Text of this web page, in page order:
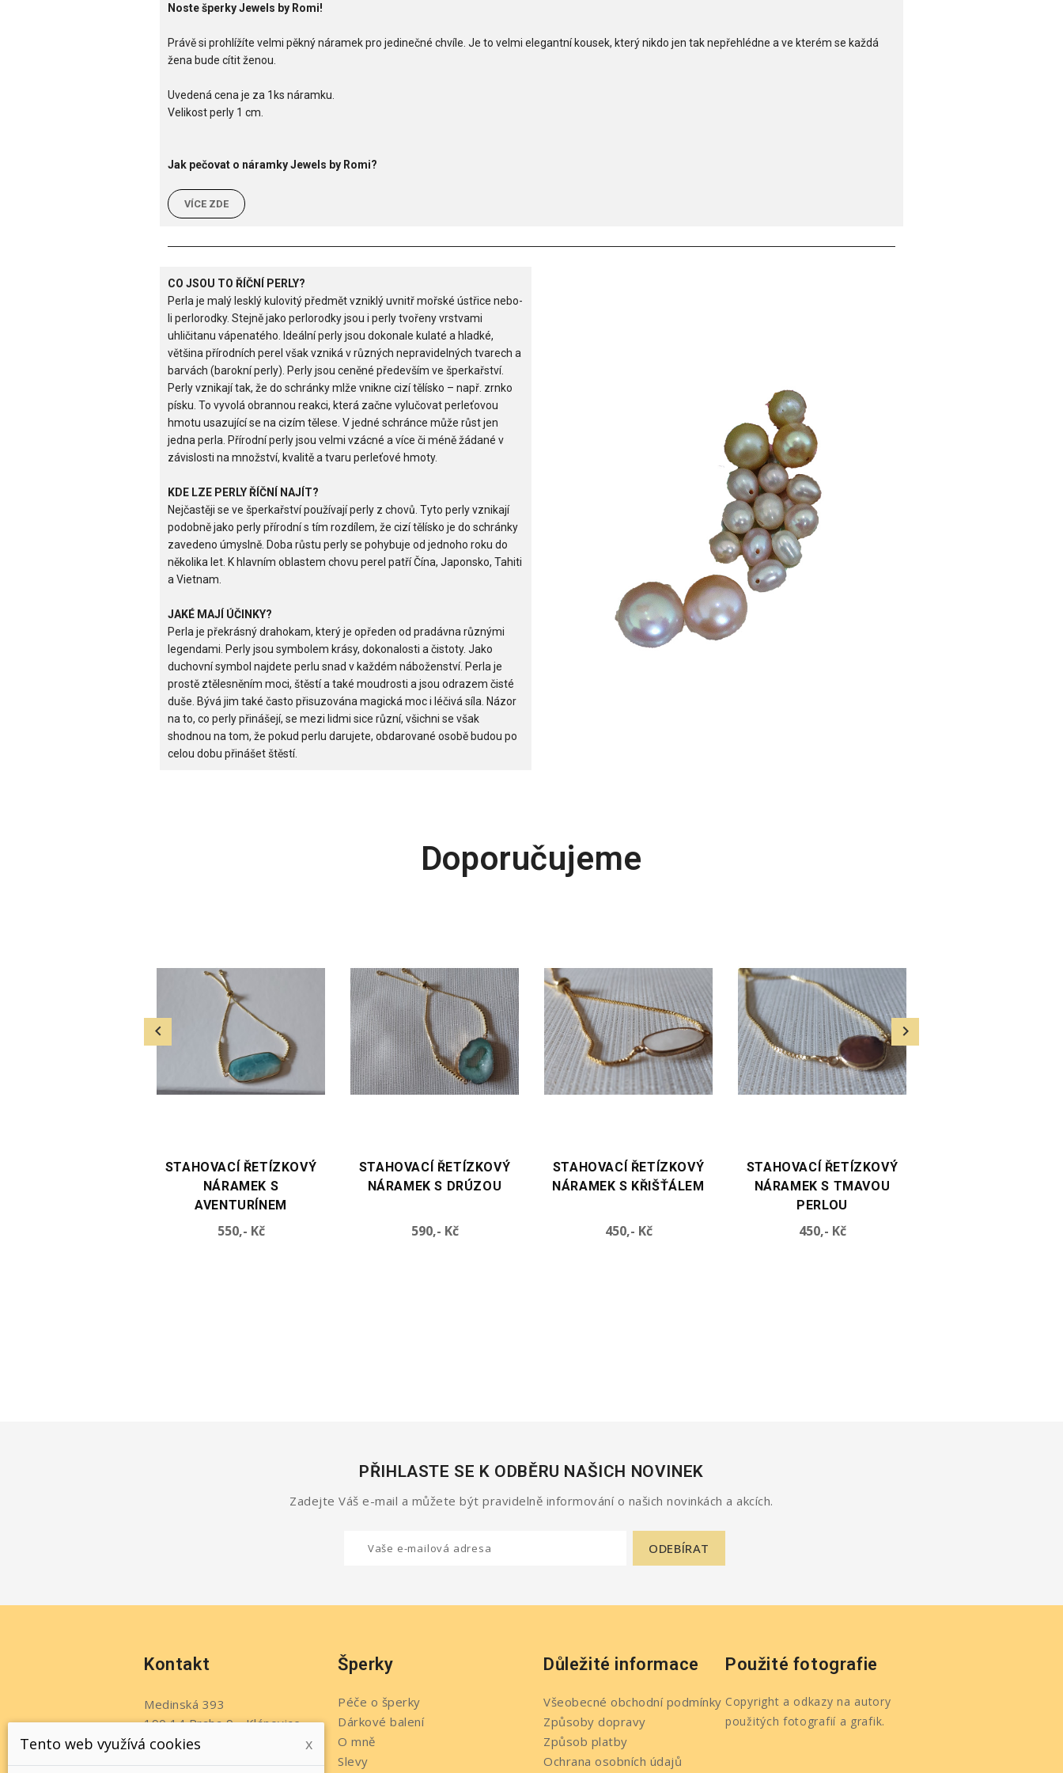
Noste šperky Jewels by Romi!
Právě si prohlížíte velmi pěkný náramek pro jedinečné chvíle. Je to velmi elegantní kousek, který nikdo jen tak nepřehlédne a ve kterém se každá
žena bude cítit ženou.
Uvedená cena je za 1ks náramku.
Velikost perly 1 cm.
Jak pečovat o náramky Jewels by Romi?
VÍCE ZDE
CO JSOU TO ŘÍČNÍ PERLY?
Perla je malý lesklý kulovitý předmět vzniklý uvnitř mořské ústřice nebo-
li perlorodky. Stejně jako perlorodky jsou i perly tvořeny vrstvami
uhličitanu vápenatého. Ideální perly jsou dokonale kulaté a hladké,
většina přírodních perel však vzniká v různých nepravidelných tvarech a
barvách (barokní perly). Perly jsou ceněné především ve šperkařství.
Perly vznikají tak, že do schránky mlže vnikne cizí tělísko – např. zrnko
písku. To vyvolá obrannou reakci, která začne vylučovat perleťovou
hmotu usazující se na cizím tělese. V jedné schránce může růst jen
jedna perla. Přírodní perly jsou velmi vzácné a více či méně žádané v
závislosti na množství, kvalitě a tvaru perleťové hmoty.
KDE LZE PERLY ŘÍČNÍ NAJÍT?
Nejčastěji se ve šperkařství používají perly z chovů. Tyto perly vznikají
podobně jako perly přírodní s tím rozdílem, že cizí tělísko je do schránky
zavedeno úmyslně. Doba růstu perly se pohybuje od jednoho roku do
několika let. K hlavním oblastem chovu perel patří Čína, Japonsko, Tahiti
a Vietnam.
JAKÉ MAJÍ ÚČINKY?
Perla je překrásný drahokam, který je opředen od pradávna různými
legendami. Perly jsou symbolem krásy, dokonalosti a čistoty. Jako
duchovní symbol najdete perlu snad v každém náboženství. Perla je
prostě ztělesněním moci, štěstí a také moudrosti a jsou odrazem čisté
duše. Bývá jim také často přisuzována magická moc i léčivá síla. Názor
na to, co perly přinášejí, se mezi lidmi sice různí, všichni se však
shodnou na tom, že pokud perlu darujete, obdarované osobě budou po
celou dobu přinášet štěstí.
Doporučujeme
STAHOVACÍ ŘETÍZKOVÝ
NÁRAMEK S DRÚZOU
590,- KčCena
STAHOVACÍ ŘETÍZKOVÝ
NÁRAMEK S KŘIŠŤÁLEM
450,- KčCena
STAHOVACÍ ŘETÍZKOVÝ
NÁRAMEK S TMAVOU
450,- KčCena
STAHOVACÍ ŘETÍZKOVÝ
NÁRAMEK S
AKVAMARÍNEM
450,- KčCena
PŘIHLASTE SE K ODBĚRU NAŠICH NOVINEK
Zadejte Váš e-mail a můžete být pravidelně informování o našich novinkách a akcích.
Kontakt
Medinská 393
190 14 Praha 9 - Klánovice
Česko
Telefon:
Šperky
Péče o šperky
Dárkové balení
O mně
Slevy
Důležité informace
Všeobecné obchodní podmínky
Způsoby dopravy
Způsob platby
Ochrana osobních údajů
Použité fotografie
Copyright a odkazy na autory
použitých fotografií a grafik.
Tento web využívá cookies x